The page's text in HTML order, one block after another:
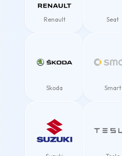
Renault Seat
Skoda Smart